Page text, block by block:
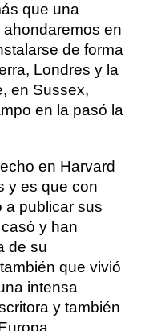
que una
en
de forma
a, Londres y la
en Sussex,
en la pasó la
en Harvard
y es que con
a publicar sus
y han
de su
que vivió
intensa
y también